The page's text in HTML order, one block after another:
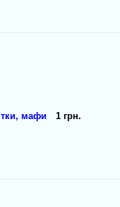
мафи 1 грн.